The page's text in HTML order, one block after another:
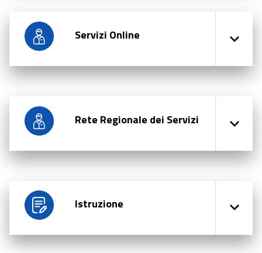
Servizi Online
Rete Regionale dei Servizi
Istruzione